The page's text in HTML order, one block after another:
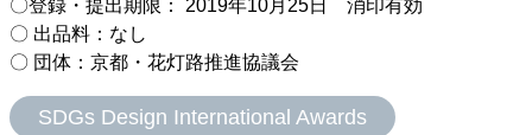
〇登録・提出期限： 2019年10月25日 消印有効
〇 出品料：なし
〇 団体：京都・花灯路推進協議会
SDGs Design International Awards